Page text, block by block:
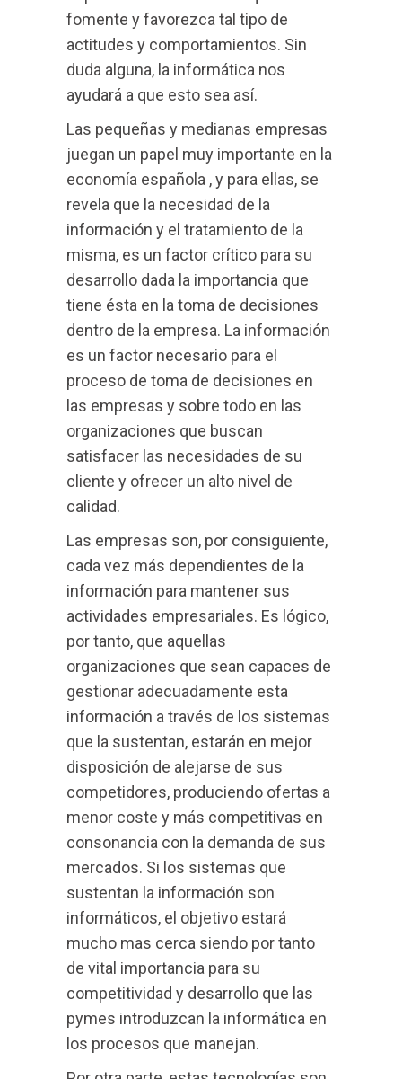
fomente y favorezca tal tipo de
actitudes y comportamientos. Sin
duda alguna, la informática nos
ayudará a que esto sea así.
Las pequeñas y medianas empresas
juegan un papel muy importante en la
economía española , y para ellas, se
revela que la necesidad de la
información y el tratamiento de la
misma, es un factor crítico para su
desarrollo dada la importancia que
tiene ésta en la toma de decisiones
dentro de la empresa. La información
es un factor necesario para el
proceso de toma de decisiones en
las empresas y sobre todo en las
organizaciones que buscan
satisfacer las necesidades de su
cliente y ofrecer un alto nivel de
calidad.
Las empresas son, por consiguiente,
cada vez más dependientes de la
información para mantener sus
actividades empresariales. Es lógico,
por tanto, que aquellas
organizaciones que sean capaces de
gestionar adecuadamente esta
información a través de los sistemas
que la sustentan, estarán en mejor
disposición de alejarse de sus
competidores, produciendo ofertas a
menor coste y más competitivas en
consonancia con la demanda de sus
mercados. Si los sistemas que
sustentan la información son
informáticos, el objetivo estará
mucho mas cerca siendo por tanto
de vital importancia para su
competitividad y desarrollo que las
pymes introduzcan la informática en
los procesos que manejan.